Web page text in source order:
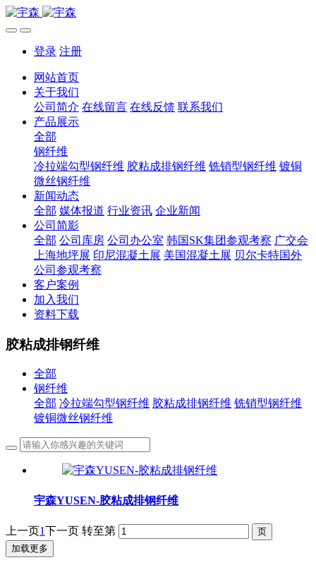
登录 注册
网站首页
关于我们
公司简介 在线留言 在线反馈 联系我们
产品展示
全部
钢纤维
冷拉端勾型钢纤维 胶粘成排钢纤维 铣销型钢纤维 镀铜
微丝钢纤维
新闻动态
全部 媒体报道 行业资讯 企业新闻
公司简影
全部 公司库房 公司办公室 韩国SK集团参观考察 广交会
上海地坪展 印尼混凝土展 美国混凝土展 贝尔卡特国外
公司参观考察
客户案例
加入我们
资料下载
胶粘成排钢纤维
全部
钢纤维
全部 冷拉端勾型钢纤维 胶粘成排钢纤维 铣销型钢纤维
镀铜微丝钢纤维
宇森YUSEN-胶粘成排钢纤维
上一页1下一页 转至第
加载更多